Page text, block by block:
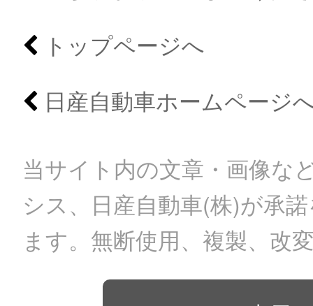
トップページへ
日産自動車ホームページ
当サイト内の文章・画像な
シス、日産自動車(株)が承
ます。無断使用、複製、改